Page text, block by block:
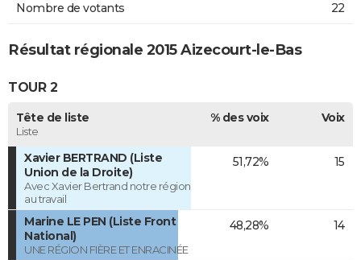
Nombre de votants 22
Résultat régionale 2015 Aizecourt-le-Bas
TOUR 2
Tête de liste
Liste
% des voix Voix
Xavier BERTRAND (Liste
Union de la Droite)
Avec Xavier Bertrand notre région
au travail
51,72% 15
Marine LE PEN (Liste Front
National)
UNE RÉGION FIÈRE ET ENRACINÉE
48,28% 14